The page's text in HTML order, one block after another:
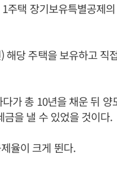
주택 장기보유특별공제
당 주택을 보유하고 직
가 총 10년을 채운 뒤 양
을 낼 수 있었을 것이다.
율이 크게 뛴다.